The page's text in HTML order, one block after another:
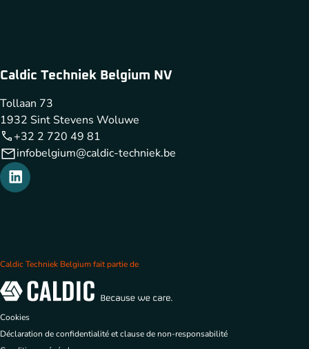
Caldic Techniek Belgium NV
Tollaan 73
1932 Sint Stevens Woluwe
+32 2 720 49 81
infobelgium@caldic-techniek.be
Caldic Techniek Belgium fait partie de
Cookies
Déclaration de confidentialité et clause de non-responsabilité